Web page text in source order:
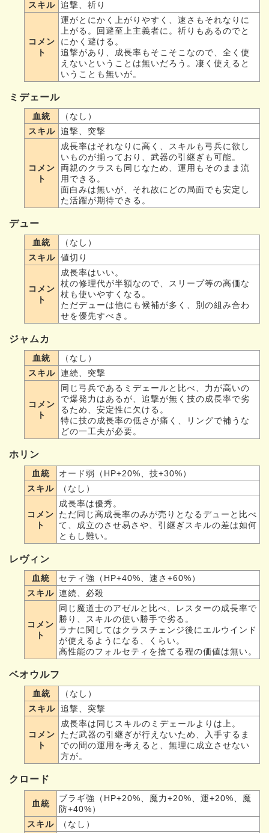
スキル 追撃、祈り
コメン
ト
運がとにかく上がりやすく、速さもそれなりに
上がる。回避至上主義者に。祈りもあるのでと
にかく避ける。
追撃があり、成長率もそこそこなので、全く使
えないということは無いだろう。凄く使えると
いうことも無いが。
ミデェール
血統
（なし）
スキル 追撃、突撃
コメン
ト
成長率はそれなりに高く、スキルも弓兵に欲し
いものが揃っており、武器の引継ぎも可能。
両親のクラスも同じなため、運用もそのまま流
用できる。
面白みは無いが、それ故にどの局面でも安定し
た活躍が期待できる。
デュー
血統
（なし）
スキル 値切り
コメン
ト
成長率はいい。
杖の修理代が半額なので、スリープ等の高価な
杖も使いやすくなる。
ただデューは他にも候補が多く、別の組み合わ
せを優先すべき。
ジャムカ
血統
（なし）
スキル 連続、突撃
コメン
ト
同じ弓兵であるミデェールと比べ、力が高いの
で爆発力はあるが、追撃が無く技の成長率で劣
るため、安定性に欠ける。
特に技の成長率の低さが痛く、リングで補うな
どの一工夫が必要。
ホリン
血統
オード弱（HP+20%、技+30%）
スキル
（なし）
コメン
ト
成長率は優秀。
ただ同じ高成長率のみが売りとなるデューと比べ
て、成立のさせ易さや、引継ぎスキルの差は如何
ともし難い。
レヴィン
血統
セティ強（HP+40%、速さ+60%）
スキル 連続、必殺
コメン
ト
同じ魔道士のアゼルと比べ、レスターの成長率で
勝り、スキルの使い勝手で劣る。
ラナに関してはクラスチェンジ後にエルウインド
が使えるようになる、くらい。
高性能のフォルセティを捨てる程の価値は無い。
ベオウルフ
血統
（なし）
スキル 追撃、突撃
コメン
ト
成長率は同じスキルのミデェールよりは上。
ただ武器の引継ぎが行えないため、入手するま
での間の運用を考えると、無理に成立させない
方が。
クロード
血統
ブラギ強（HP+20%、魔力+20%、運+20%、魔
防+40%）
スキル
（なし）